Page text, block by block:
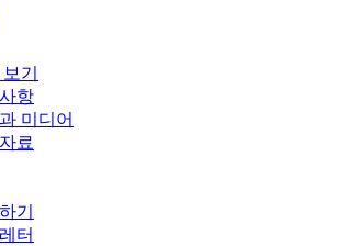
기
항
미디어
료
기
터